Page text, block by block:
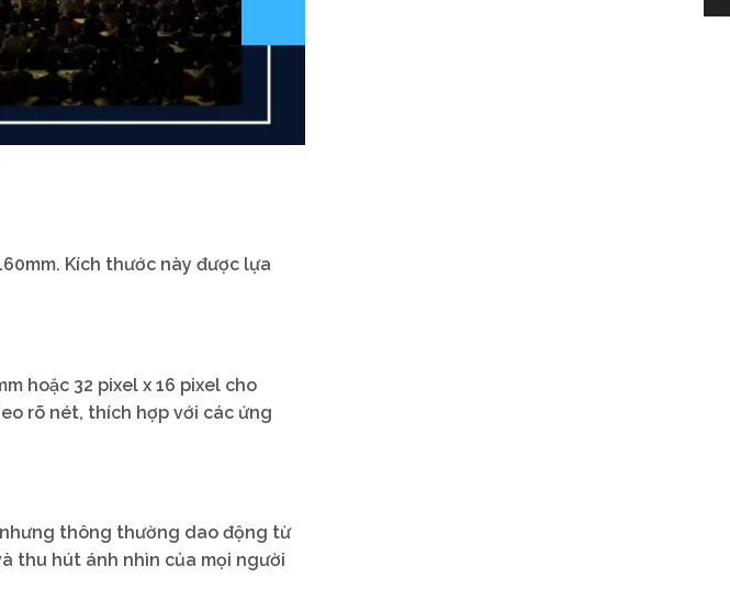
Kích thước này được lựa
hoặc 32 pixel x 16 pixel cho
rõ nét, thích hợp với các ứng
thông thường dao động từ
thu hút ánh nhìn của mọi người